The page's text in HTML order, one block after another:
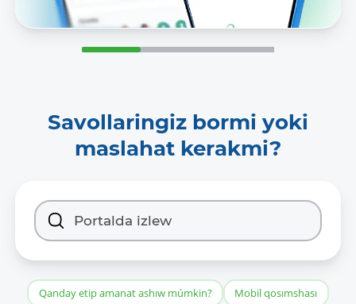
Savollaringiz bormi yoki
maslahat kerakmi?
Qanday etip amanat ashıw múmkin?
Mobil qosımshası